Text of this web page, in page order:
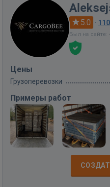
5.0 ·
Был на сайте:
Цены
Грузоперевозки
Примеры работ